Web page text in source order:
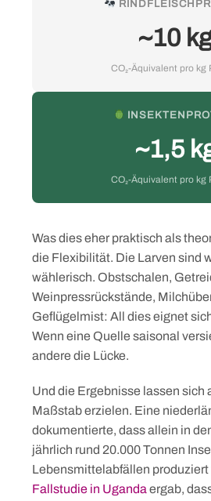
~10
CO₂-Äquivalent pro kg
~1,5
CO₂-Äquivalent pro kg
Was dies eher praktisch als
die Flexibilität. Die Larven sind
wählerisch. Obstschalen,
Weinpressrückstände,
Geflügelmist: All dies eignet
Wenn eine Quelle saisonal
andere die Lücke.
Und die Ergebnisse lassen sich
Maßstab erzielen. Eine
dokumentierte, dass allein in
jährlich rund 20.000 Tonnen
Lebensmittelabfällen produziert
Fallstudie in Uganda ergab,